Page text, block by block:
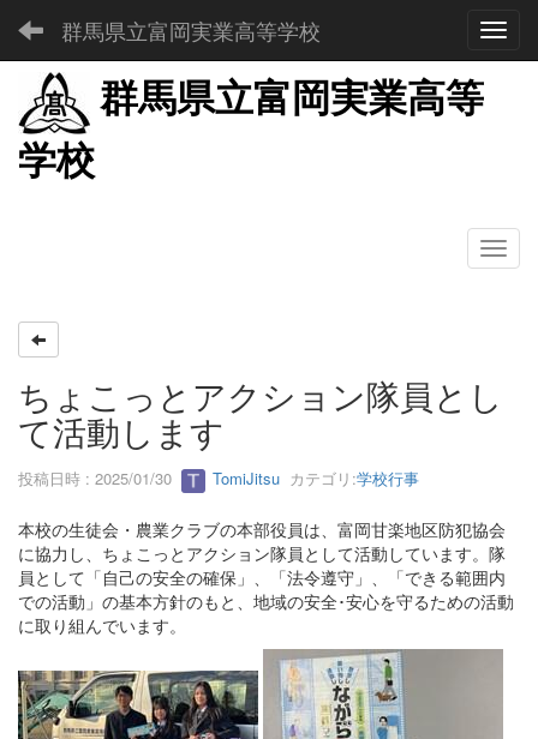
群馬県立富岡実業高等学校
群馬県立富岡実業高等
学校
ちょこっとアクション隊員とし
て活動します
投稿日時 : 2025/01/30 TomiJitsu カテゴリ:学校行事
本校の生徒会・農業クラブの本部役員は、富岡甘楽地区防犯協会
に協力し、ちょこっとアクション隊員として活動しています。隊
員として「自己の安全の確保」、「法令遵守」、「できる範囲内
での活動」の基本方針のもと、地域の安全･安心を守るための活動
に取り組んでいます。